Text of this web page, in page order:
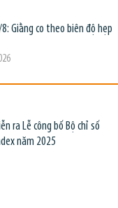
Giằng co theo biên độ hẹp
ra Lễ công bố Bộ chỉ số
năm 2025